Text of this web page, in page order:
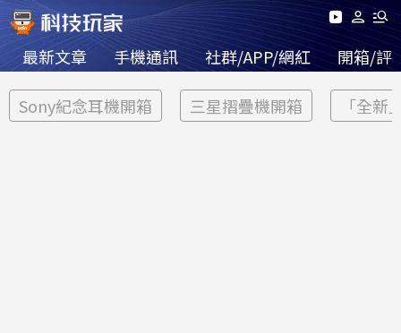
最新文章 手機通訊 社群/APP/網紅 開箱/評
Sony紀念耳機開箱 三星摺疊機開箱 「全新